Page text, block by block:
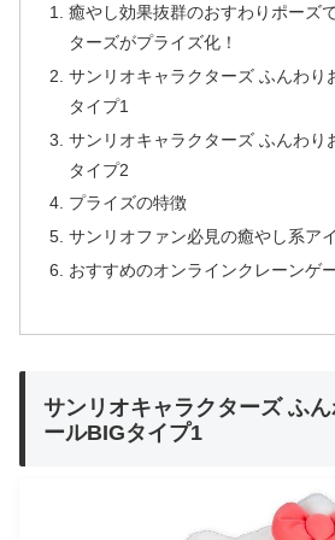
癒やし効果抜群のおすわりポーズ
ターズがプライズ化！
サンリオキャラクターズ ふんわり
タイプ1
サンリオキャラクターズ ふんわり
タイプ2
プライズの特徴
サンリオファン必見の癒やし系ア
おすすめのオンラインクレーンゲ
サンリオキャラクターズ ふ
ールBIGタイプ1